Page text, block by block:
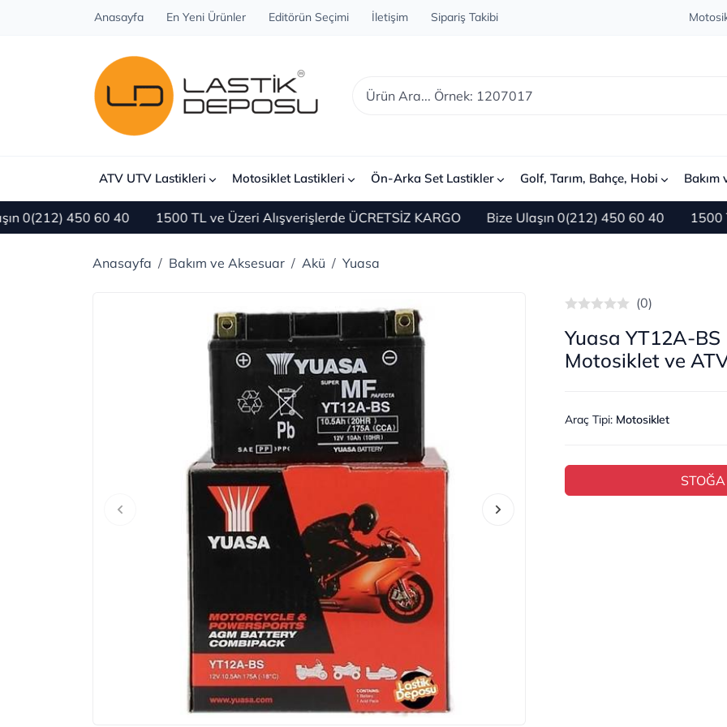
Anasayfa En Yeni Ürünler Editörün Seçimi İletişim Sipariş Takibi
ATV UTV Lastikleri Motosiklet Lastikleri Ön-Arka Set Lastikler Golf, Tarım, Bahçe, Hobi Bakım
450 60 40 1500 TL ve Üzeri Alışverişlerde ÜCRETSİZ KARGO Bize Ulaşın 0(212) 450 60 40 1500 TL ve
Anasayfa Bakım ve Aksesuar Akü Yuasa
(0)
Yuasa YT12A-BS
Motosiklet ve
Araç Tipi: Motosiklet